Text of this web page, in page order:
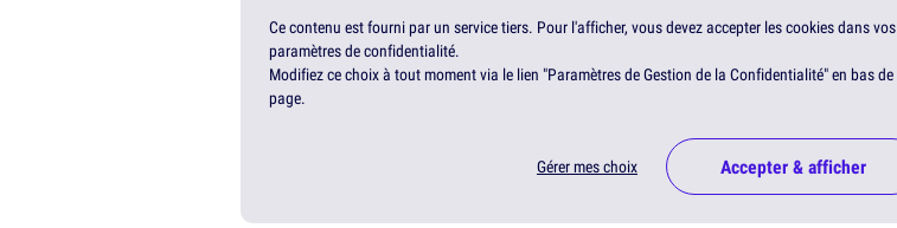
Ce contenu est fourni par un service tiers. Pour l'afficher, vous devez accepter les cookies dans vos
paramètres de confidentialité.
Modifiez ce choix à tout moment via le lien "Paramètres de Gestion de la Confidentialité" en bas de
page.
Gérer mes choix Accepter & afficher